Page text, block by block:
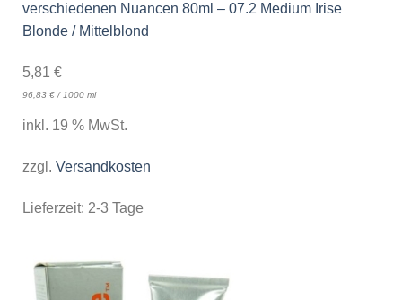
verschiedenen Nuancen 80ml – 07.2 Medium Irise
Blonde / Mittelblond
5,81 €
96,83 €/ 1000 ml
inkl. 19 % MwSt.
zzgl. Versandkosten
Lieferzeit: 2-3 Tage